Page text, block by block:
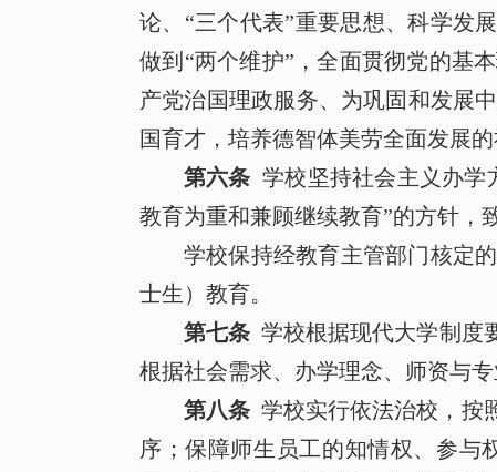
论、“三个代表”重要思想、科学发
做到“两个维护”，全面贯彻党的基
产党治国理政服务、为巩固和发展
国育才，培养德智体美劳全面发展
第六条 学校坚持社会主义办学
教育为重和兼顾继续教育”的方针，
学校保持经教育主管部门核定
士生）教育。
第七条 学校根据现代大学制度
根据社会需求、办学理念、师资与
第八条 学校实行依法治校，按
序；保障师生员工的知情权、参与